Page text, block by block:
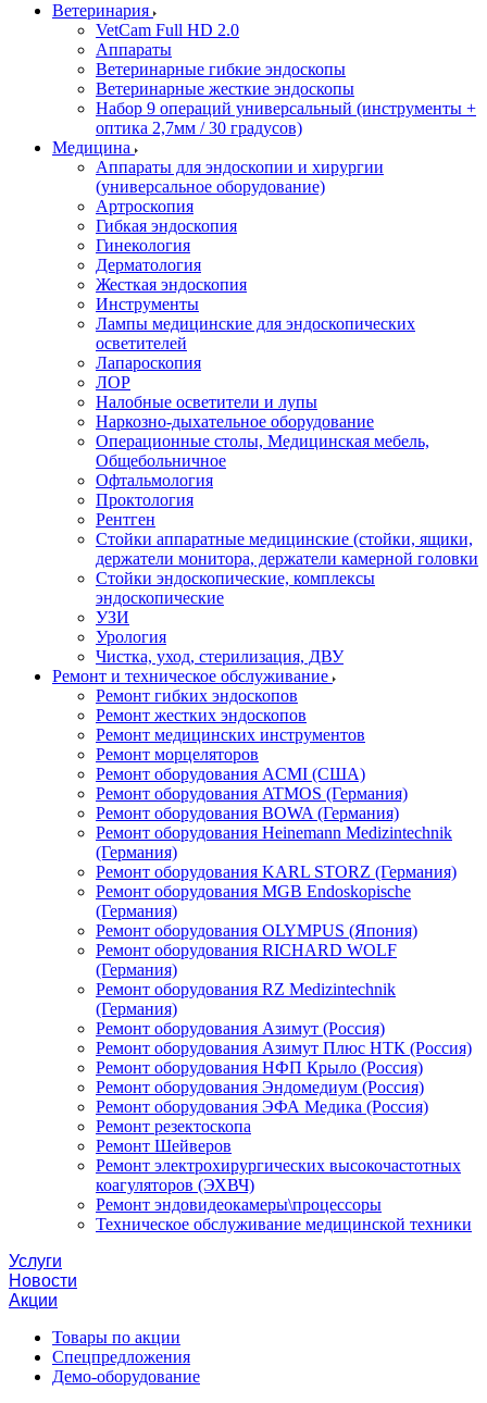
Ветеринария
VetCam Full HD 2.0
Аппараты
Ветеринарные гибкие эндоскопы
Ветеринарные жесткие эндоскопы
Набор 9 операций универсальный (инструменты +
оптика 2,7мм / 30 градусов)
Медицина
Аппараты для эндоскопии и хирургии
(универсальное оборудование)
Артроскопия
Гибкая эндоскопия
Гинекология
Дерматология
Жесткая эндоскопия
Инструменты
Лампы медицинские для эндоскопических
осветителей
Лапароскопия
ЛОР
Налобные осветители и лупы
Наркозно-дыхательное оборудование
Операционные столы, Медицинская мебель,
Общебольничное
Офтальмология
Проктология
Рентген
Стойки аппаратные медицинские (стойки, ящики,
держатели монитора, держатели камерной головки
Стойки эндоскопические, комплексы
эндоскопические
УЗИ
Урология
Чистка, уход, стерилизация, ДВУ
Ремонт и техническое обслуживание
Ремонт гибких эндоскопов
Ремонт жестких эндоскопов
Ремонт медицинских инструментов
Ремонт морцеляторов
Ремонт оборудования ACMI (США)
Ремонт оборудования ATMOS (Германия)
Ремонт оборудования BOWA (Германия)
Ремонт оборудования Heinemann Medizintechnik
(Германия)
Ремонт оборудования KARL STORZ (Германия)
Ремонт оборудования MGB Endoskopische
(Германия)
Ремонт оборудования OLYMPUS (Япония)
Ремонт оборудования RICHARD WOLF
(Германия)
Ремонт оборудования RZ Medizintechnik
(Германия)
Ремонт оборудования Азимут (Россия)
Ремонт оборудования Азимут Плюс НТК (Россия)
Ремонт оборудования НФП Крыло (Россия)
Ремонт оборудования Эндомедиум (Россия)
Ремонт оборудования ЭФА Медика (Россия)
Ремонт резектоскопа
Ремонт Шейверов
Ремонт электрохирургических высокочастотных
коагуляторов (ЭХВЧ)
Ремонт эндовидеокамеры\процессоры
Техническое обслуживание медицинской техники
Услуги
Новости
Акции
Товары по акции
Спецпредложения
Демо-оборудование